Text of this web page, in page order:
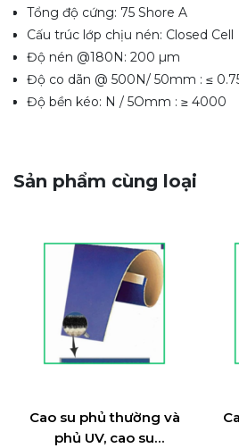
Tổng độ cứng: 75 Shore A
Cấu trúc lớp chịu nén: Closed Cell
Độ nén @180N: 200 µm
Độ co dãn @ 500N/ 50mm : ≤
Độ bền kéo: N / 5Omm : ≥ 4000
Sản phẩm cùng loại
Cao su phủ thường và
phủ UV, cao su